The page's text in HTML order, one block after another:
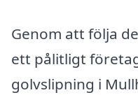
Genom att följa
ett pålitligt
golvslipning i